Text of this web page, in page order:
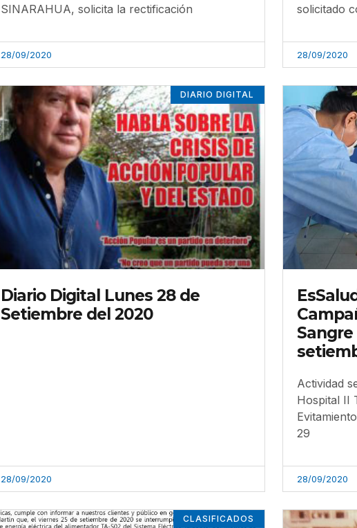
SINARAHUA, solicita la rectificación
28/09/2020
solicitado
28/09/2020
DIARIO DIGITAL
Diario Digital Lunes 28 de
Setiembre del 2020
28/09/2020
Actividad
Hospital II
29
28/09/2020
CLASIFICADOS